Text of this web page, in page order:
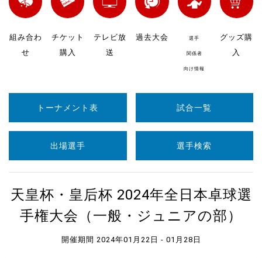
組み合わ
せ
チケット
購入
テレビ放
送
過去大会 選手
関係者
向け情報
グッズ購
入
トーナメント表 試合一覧
出場選手 選手検索
天皇杯・皇后杯 2024年全日本卓球選
手権大会（一般・ジュニアの部）
開催期間 2024年01月22日 - 01月28日